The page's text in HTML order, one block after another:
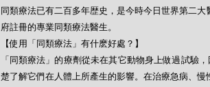
同類療法已有二百多年歴史，是今時今日世界第二
府註冊的專業同類療法醫生。
【使用「同類療法」有什麽好處？】
「同類療法」的療劑從未在其它動物身上做過試驗
楚了解它們在人體上所產生的影響。在治療急病、